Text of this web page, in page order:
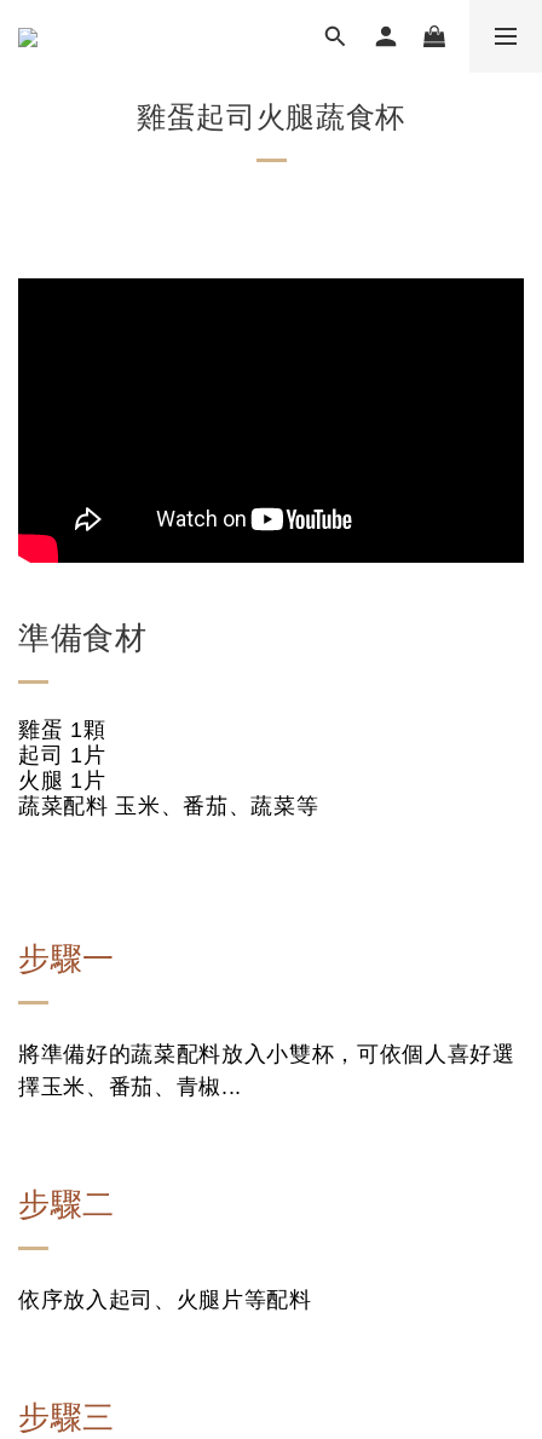
雞蛋起司火腿蔬食杯
準備食材
雞蛋 1顆
起司 1片
火腿 1片
蔬菜配料 玉米、番茄、蔬菜等
步驟一
將準備好的蔬菜配料放入小雙杯，可依個人喜好選
擇玉米、番茄、青椒...
步驟二
依序放入起司、火腿片等配料
步驟三